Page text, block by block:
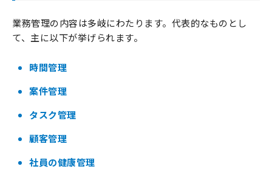
業務管理の内容は多岐にわたります。代表的なものとし
て、主に以下が挙げられます。
時間管理
案件管理
タスク管理
顧客管理
社員の健康管理